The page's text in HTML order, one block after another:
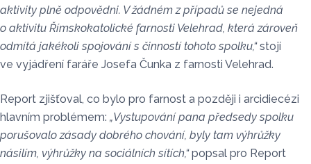
aktivity plně odpovědni. V žádném z případů se nejedná
o aktivitu Římskokatolické farnosti Velehrad, která zároveň
odmítá jakékoli spojování s činností tohoto spolku,“ stojí
ve vyjádření faráře Josefa Čunka z farnosti Velehrad.
Report zjišťoval, co bylo pro farnost a později i arcidiecézi
hlavním problémem: „Vystupování pana předsedy spolku
porušovalo zásady dobrého chování, byly tam výhrůžky
násilím, výhrůžky na sociálních sítích,“popsal pro Report